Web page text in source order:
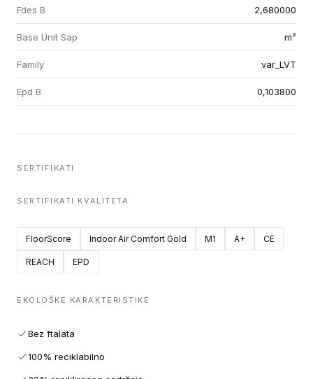
Fdes B 2,680000
Base Unit Sap m²
Family var_LVT
Epd B 0,103800
SERTIFIKATI
SERTIFIKATI KVALITETA
FloorScore Indoor Air Comfort Gold M1 A+ CE
REACH EPD
EKOLOŠKE KARAKTERISTIKE
Bez ftalata
100% reciklabilno